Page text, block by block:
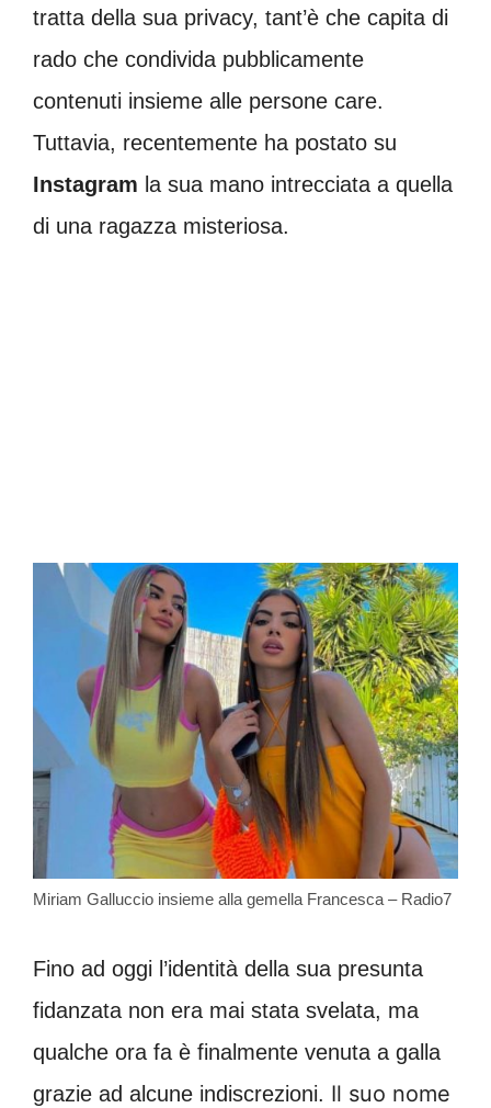
tratta della sua privacy, tant’è che capita di
rado che condivida pubblicamente
contenuti insieme alle persone care.
Tuttavia, recentemente ha postato su
Instagram la sua mano intrecciata a quella
di una ragazza misteriosa.
Miriam Galluccio insieme alla gemella Francesca – Radio7
Fino ad oggi l’identità della sua presunta
fidanzata non era mai stata svelata, ma
qualche ora fa è finalmente venuta a galla
grazie ad alcune indiscrezioni. Il suo nome